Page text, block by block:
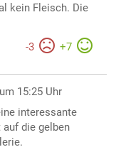
kein Fleisch. Die
-3 +7
15:25 Uhr
interessante
die gelben